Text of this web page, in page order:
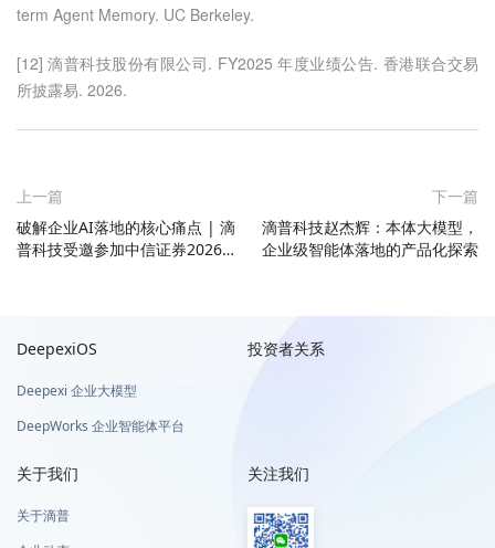
term Agent Memory. UC Berkeley.
[12] 滴普科技股份有限公司. FY2025 年度业绩公告. 香港联合交易
所披露易. 2026.
上一篇
破解企业AI落地的核心痛点 | 滴
普科技受邀参加中信证券2026
下一篇
滴普科技赵杰辉：本体大模型，
企业级智能体落地的产品化探索
DeepexiOS
Deepexi 企业大模型
DeepWorks 企业智能体平台
投资者关系
关于我们
关于滴普
关注我们